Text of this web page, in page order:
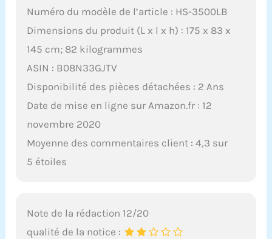
Numéro du modèle de l’article : HS-3500LB
Dimensions du produit (L x l x h) : 175 x 83 x
145 cm; 82 kilogrammes
ASIN : B08N33GJTV
Disponibilité des pièces détachées : 2 Ans
Date de mise en ligne sur Amazon.fr : 12
novembre 2020
Moyenne des commentaires client : 4,3 sur
5 étoiles
Note de la rédaction 12/20
qualité de la notice :